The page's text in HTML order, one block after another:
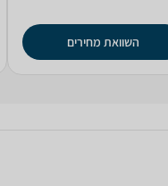
השוואת מחירים